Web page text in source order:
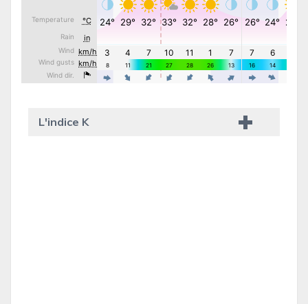
L'indice K